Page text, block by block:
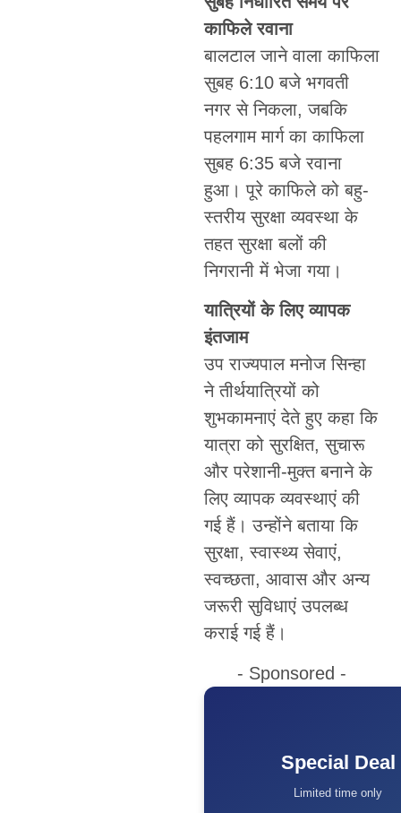
काफिले रवाना
बालटाल जाने वाला काफिला
सुबह 6:10 बजे भगवती
नगर से निकला, जबकि
पहलगाम मार्ग का काफिला
सुबह 6:35 बजे रवाना
हुआ। पूरे काफिले को बहु-
स्तरीय सुरक्षा व्यवस्था के
तहत सुरक्षा बलों की
निगरानी में भेजा गया।
यात्रियों के लिए व्यापक
इंतजाम
उप राज्यपाल मनोज सिन्हा
ने तीर्थयात्रियों को
शुभकामनाएं देते हुए कहा कि
यात्रा को सुरक्षित, सुचारू
और परेशानी-मुक्त बनाने के
लिए व्यापक व्यवस्थाएं की
गई हैं। उन्होंने बताया कि
सुरक्षा, स्वास्थ्य सेवाएं,
स्वच्छता, आवास और अन्य
जरूरी सुविधाएं उपलब्ध
कराई गई हैं।
- Sponsored -
Special Deal
Limited time only